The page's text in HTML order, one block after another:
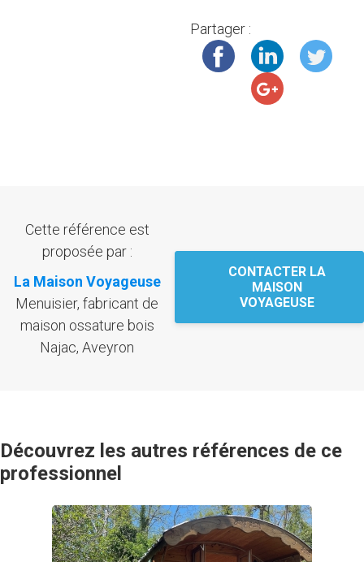
Partager :
Cette référence est
proposée par :
La Maison Voyageuse
Menuisier, fabricant de
maison ossature bois
Najac, Aveyron
CONTACTER LA
MAISON
VOYAGEUSE
Découvrez les autres références de ce
professionnel